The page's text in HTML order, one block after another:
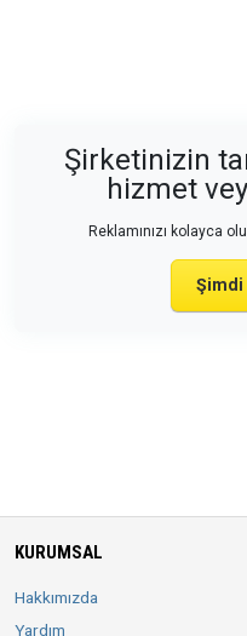
Şirketinizin
hizmet
Reklamınızı kolayca
Şimdi
KURUMSAL
Hakkımızda
Yardım